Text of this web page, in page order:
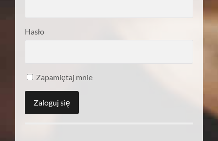
Hasło
Zapamiętaj mnie